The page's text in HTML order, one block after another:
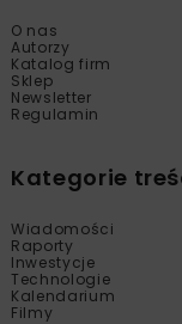
O nas
Autorzy
Katalog firm
Sklep
Newsletter
Regulamin
Kategorie
Wiadomości
Raporty
Inwestycje
Technologie
Kalendarium
Filmy